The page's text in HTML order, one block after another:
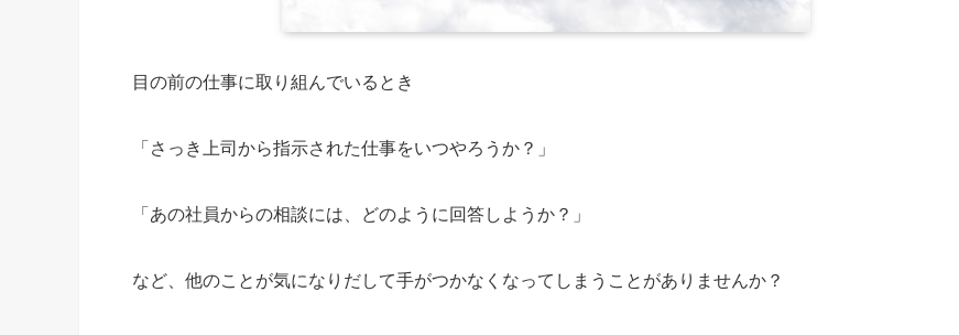
目の前の仕事に取り組んでいるとき
「さっき上司から指示された仕事をいつやろうか？」
「あの社員からの相談には、どのように回答しようか？」
など、他のことが気になりだして手がつかなくなってしまうことがありませんか？